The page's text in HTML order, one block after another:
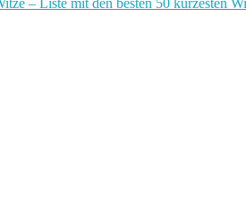
– Liste mit den besten 50 kürzesten